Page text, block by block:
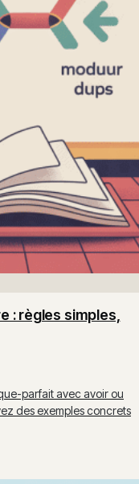
: règles simples,
parfait avec avoir ou
des exemples concrets